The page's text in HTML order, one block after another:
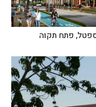
פתח תקוה